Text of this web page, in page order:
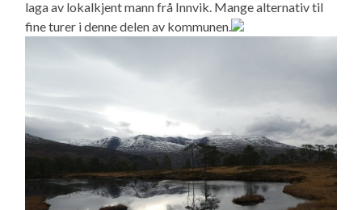
laga av lokalkjent mann frå Innvik. Mange alternativ til
fine turer i denne delen av kommunen.